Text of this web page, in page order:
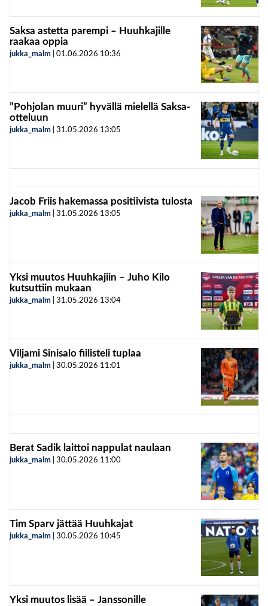
Saksa astetta parempi – Huuhkajille
raakaa oppia
jukka_malm 01.06.2026 10:36
”Pohjolan muuri” hyvällä mielellä Saksa-
otteluun
jukka_malm 31.05.2026 13:05
Jacob Friis hakemassa positiivista tulosta
jukka_malm 31.05.2026 13:05
Yksi muutos Huuhkajiin – Juho Kilo
kutsuttiin mukaan
jukka_malm 31.05.2026 13:04
Viljami Sinisalo fiilisteli tuplaa
jukka_malm 30.05.2026 11:01
Berat Sadik laittoi nappulat naulaan
jukka_malm 30.05.2026 11:00
Tim Sparv jättää Huuhkajat
jukka_malm 30.05.2026 10:45
Yksi muutos lisää – Janssonille